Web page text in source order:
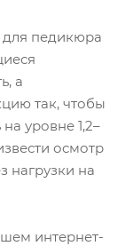
педикюра
а
так, чтобы
уровне 1,2–
осмотр
нагрузки на
интернет-